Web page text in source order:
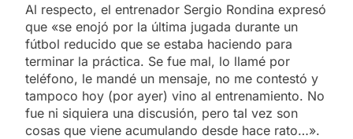
Al respecto, el entrenador Sergio Rondina expresó
que «se enojó por la última jugada durante un
fútbol reducido que se estaba haciendo para
terminar la práctica. Se fue mal, lo llamé por
teléfono, le mandé un mensaje, no me contestó y
tampoco hoy (por ayer) vino al entrenamiento. No
fue ni siquiera una discusión, pero tal vez son
cosas que viene acumulando desde hace rato…».